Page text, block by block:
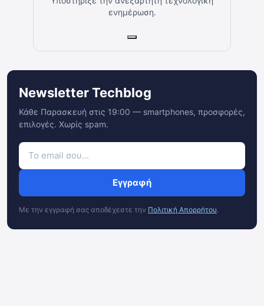
ενημέρωση.
Newsletter Techblog
Κάθε Παρασκευή στις 19:00 — smartphones, προσφορές,
επιλογές. Χωρίς spam.
Εγγραφή
Με την εγγραφή σας αποδέχεστε την Πολιτική Απορρήτου.